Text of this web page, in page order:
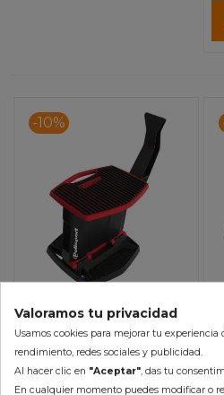
-10%
Caballete POLISPORT Pit
Lift
120,91 €
Valoramos tu privacidad
Usamos cookies para mejorar tu experiencia
rendimiento, redes sociales y publicidad.
Al hacer clic en "Aceptar", das tu
En cualquier momento puedes modificar o